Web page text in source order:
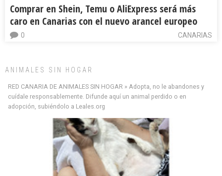
Comprar en Shein, Temu o AliExpress será más
caro en Canarias con el nuevo arancel europeo
CANARIAS
0
ANIMALES SIN HOGAR
RED CANARIA DE ANIMALES SIN HOGAR » Adopta, no le abandones y
cuídale responsablemente. Difunde aquí un animal perdido o en
adopción, subiéndolo a Leales.org